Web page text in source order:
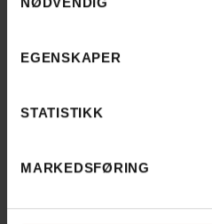
EGENSKAPER
STATISTIKK
MARKEDSFØRING